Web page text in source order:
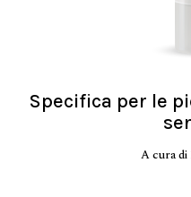
Specifica per le
A cura di